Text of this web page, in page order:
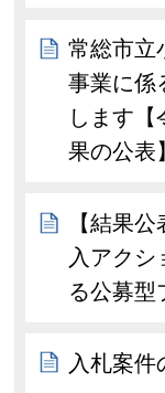
常総市立
事業に係
します
果の公表
【結果
入アク
る公募型
入札案件